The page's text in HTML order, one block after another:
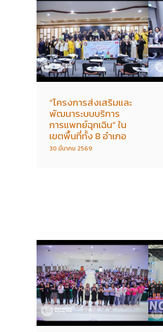
“โครงการส่งเสริมและ
พัฒนาระบบบริการ
การแพทย์ฉุกเฉิน” ใน
เขตพื้นที่ทั้ง 8 อำเภอ
30 มีนาคม 2569